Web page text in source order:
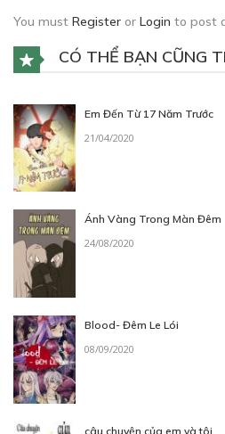
20/11/2018
CHƯƠNG 4
DetectTuyết (1)
You must Register or Login to post
CÓ THỂ BẠN CŨNG
Em Đến Từ 17 Năm Trước
21/04/2020
Ánh Vàng Trong Màn Đêm
24/08/2020
Blood- Đêm Le Lói
08/09/2020
câu chuyện của em và tôi